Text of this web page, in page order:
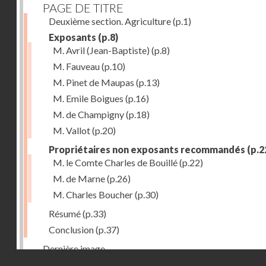
PAGE DE TITRE
Deuxième section. Agriculture(p.1)
Exposants (p.8)
M. Avril (Jean-Baptiste) (p.8)
M. Fauveau(p.10)
M. Pinet de Maupas (p.13)
M. Emile Boigues (p.16)
M. de Champigny(p.18)
M. Vallot(p.20)
Propriétaires non exposants recommandés
M. le Comte Charles de Bouillé(p.22)
M. de Marne(p.26)
M. Charles Boucher(p.30)
Résumé(p.33)
Conclusion(p.37)
Dernière image